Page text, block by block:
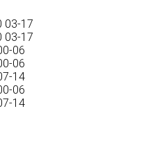
03-17
03-17
06
06
14
06
14